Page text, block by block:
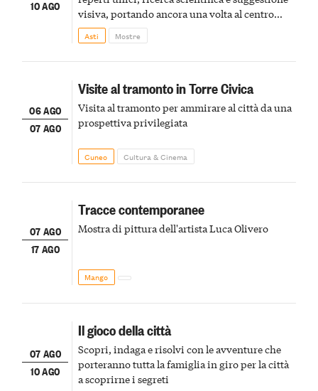
10 AGO
visiva, portando ancora una volta al centro
della scena le meraviglie del passato astigiano
Asti Mostre
06 AGO
07 AGO
Visite al tramonto in Torre Civica
Visita al tramonto per ammirare al città da una
prospettiva privilegiata
Cuneo Cultura & Cinema
07 AGO
17 AGO
Tracce contemporanee
Mostra di pittura dell'artista Luca Olivero
Mango
07 AGO
10 AGO
Il gioco della città
Scopri, indaga e risolvi con le avventure che
porteranno tutta la famiglia in giro per la città
a scoprirne i segreti